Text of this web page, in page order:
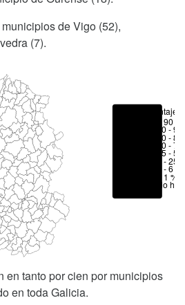
de Vigo (52),
(7).
Porcentajes
> 90 %
80 -
70 -
50 -
25 -
6 - 25
1 - 6 %
< 1 %
No hay
en tanto por cien por municipios
en toda Galicia.